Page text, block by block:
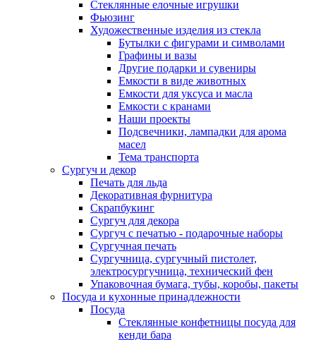
Стеклянные елочные игрушки
Фьюзинг
Художественные изделия из стекла
Бутылки с фигурами и символами
Графины и вазы
Другие подарки и сувениры
Емкости в виде животных
Емкости для уксуса и масла
Емкости с кранами
Наши проекты
Подсвечники, лампадки для арома
масел
Тема транспорта
Сургуч и декор
Печать для льда
Декоративная фурнитура
Скрапбукинг
Сургуч для декора
Сургуч с печатью - подарочные наборы
Сургучная печать
Сургучница, сургучный пистолет,
электросургучница, технический фен
Упаковочная бумага, тубы, коробы, пакеты
Посуда и кухонные принадлежности
Посуда
Стеклянные конфетницы посуда для
кенди бара